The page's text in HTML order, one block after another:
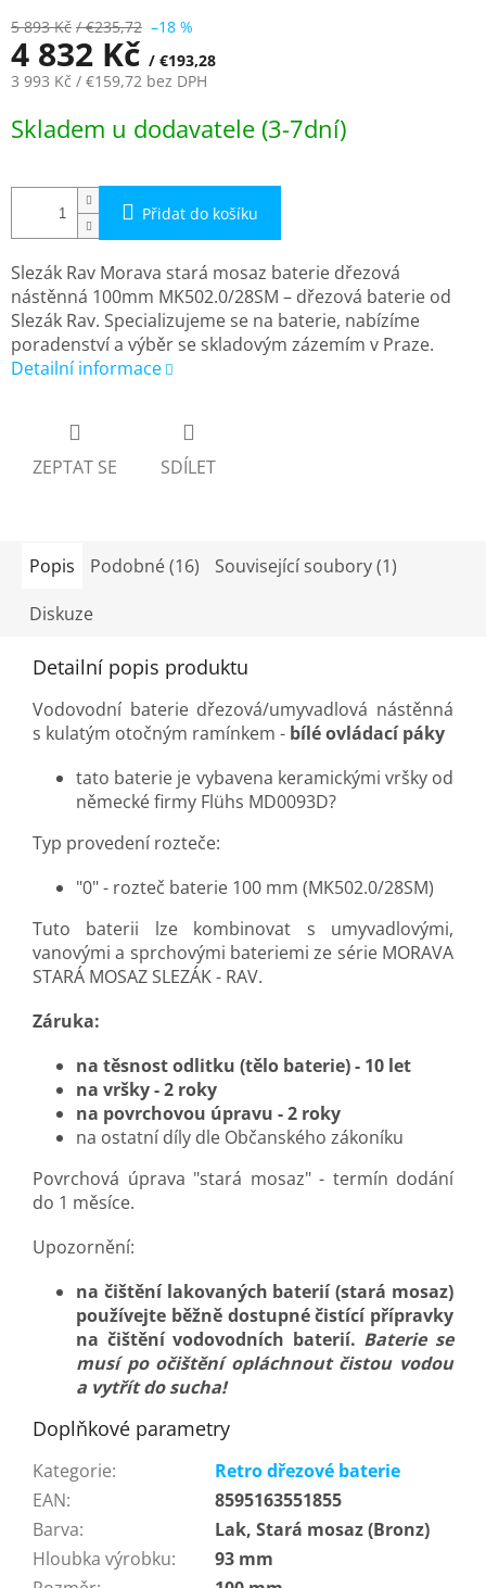
5 893 Kč / €235,72 –18 %
4 832 Kč / €193,28
3 993 Kč / €159,72 bez DPH
cena:
Skladem u dodavatele (3-7dní)
Přidat do košíku
Slezák Rav Morava stará mosaz baterie dřezová
nástěnná 100mm MK502.0/28SM – dřezová baterie od
Slezák Rav. Specializujeme se na baterie, nabízíme
poradenství a výběr se skladovým zázemím v Praze.
Detailní informace
ZEPTAT SE SDÍLET
Popis Podobné (16)
Související soubory (1)
Diskuze
Detailní popis produktu
Vodovodní baterie dřezová/umyvadlová nástěnná
s kulatým otočným ramínkem - bílé ovládací páky
tato baterie je vybavena keramickými vršky od
německé firmy Flühs MD0093D?
Typ provedení rozteče:
"0" - rozteč baterie 100 mm (MK502.0/28SM)
Tuto baterii lze kombinovat s umyvadlovými,
vanovými a sprchovými bateriemi ze série MORAVA
STARÁ MOSAZ SLEZÁK - RAV.
Záruka:
na těsnost odlitku (tělo baterie) - 10 let
na vršky - 2 roky
na povrchovou úpravu - 2 roky
na ostatní díly dle Občanského zákoníku
Povrchová úprava "stará mosaz" - termín dodání
do 1 měsíce.
Upozornění:
na čištění lakovaných baterií (stará mosaz)
používejte běžně dostupné čistící přípravky
na čištění vodovodních baterií. Baterie se
musí po očištění opláchnout čistou vodou
a vytřít do sucha!
Doplňkové parametry
Kategorie:
Retro dřezové baterie
EAN:
8595163551855
Barva:
Lak, Stará mosaz (Bronz)
Hloubka výrobku:
93 mm